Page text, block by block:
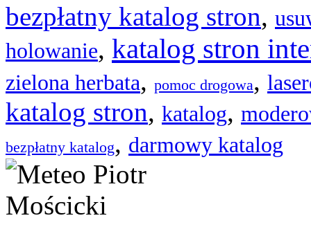
bezpłatny katalog stron,
holowanie, katalog stron
zielona herbata, pomoc drogowa,
katalog stron, katalog,
bezpłatny katalog, darmowy katalog